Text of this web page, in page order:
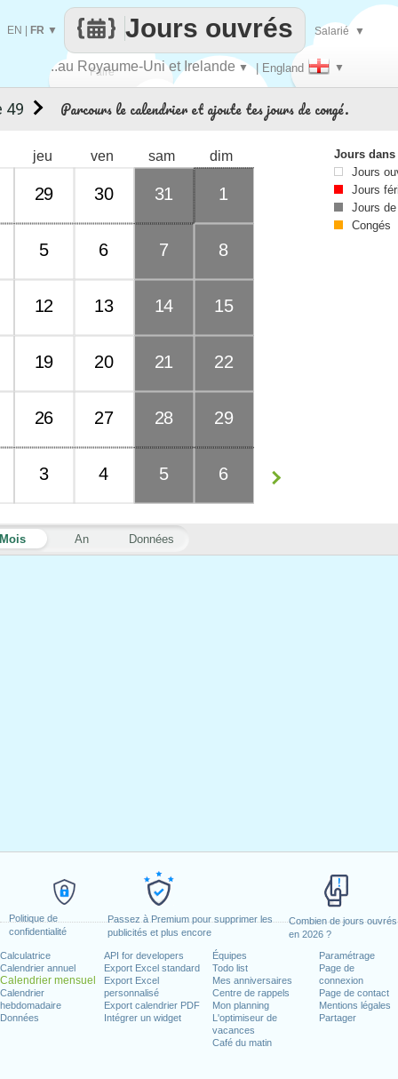
Politique de
confidentialité
Passez à Premium pour supprimer les
publicités et plus encore
Combien de jours ouvrés
en 2026 ?
Calculatrice
Calendrier annuel
Calendrier mensuel
Calendrier
hebdomadaire
Données
API for developers
Export Excel standard
Export Excel
personnalisé
Export calendrier PDF
Intégrer un widget
Équipes
Todo list
Mes anniversaires
Centre de rappels
Mon planning
L'optimiseur de
vacances
Café du matin
Paramétrage
Page de
connexion
Page de contact
Mentions légales
Partager
Faire
..au Royaume-Uni et Irelande ▼ | England ▼
Jours ouvrés
EN FR ▼ Salarié ▼
Parcours le calendrier et ajoute tes jours de congé.
Mois An Données
jeu ven sam dim
29 30 31 1
5 6 7 8
12 13 14 15
19 20 21 22
26 27 28 29
3 4 5 6
49
Jours
Jours
Jours
Jours
Congés